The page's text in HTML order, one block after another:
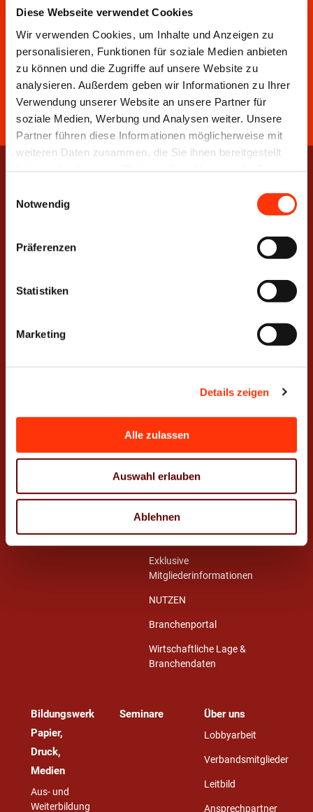
Diese Webseite verwendet Cookies
Wir verwenden Cookies, um Inhalte und Anzeigen zu
personalisieren, Funktionen für soziale Medien anbieten
zu können und die Zugriffe auf unsere Website zu
analysieren. Außerdem geben wir Informationen zu Ihrer
Verwendung unserer Website an unsere Partner für
soziale Medien, Werbung und Analysen weiter. Unsere
Partner führen diese Informationen möglicherweise mit
weiteren Daten zusammen, die Sie ihnen bereitgestellt
Notwendig
Präferenzen
Statistiken
Marketing
Details zeigen
Alle zulassen
Auswahl erlauben
Ablehnen
vpdm@medienverbaende.de
Papier+Verpackung
Stärken von Print
Arbeit & Tarif
Nachrichten
Exklusive
Mitgliederinformationen
NUTZEN
Branchenportal
Wirtschaftliche Lage &
Branchendaten
Bildungswerk
Papier,
Druck,
Medien
Aus- und
Weiterbildung
Seminare Über uns
Lobbyarbeit
Verbandsmitglieder
Leitbild
Ansprechpartner